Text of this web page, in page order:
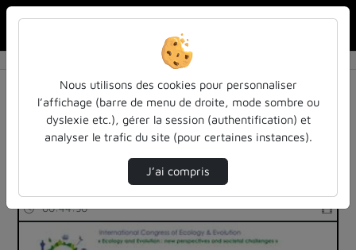
Résultats de la recherche
Filtres actifs (cliquer pour en retirer) :
Anglais
ecologie
00:44:50
Nous utilisons des cookies pour personnaliser
l’affichage (barre de menu de droite, mode sombre ou
dyslexie etc.), gérer la session (authentification) et
analyser le trafic du site (pour certaines instances).
J’ai compris